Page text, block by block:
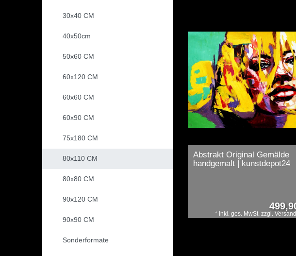
30x40 CM
40x50cm
50x60 CM
60x120 CM
60x60 CM
60x90 CM
75x180 CM
80x110 CM
80x80 CM
90x120 CM
90x90 CM
Sonderformate
Abstrakt Original Gemälde
handgemalt | kunstdepot24
* inkl. ges. MwSt.zzgl.